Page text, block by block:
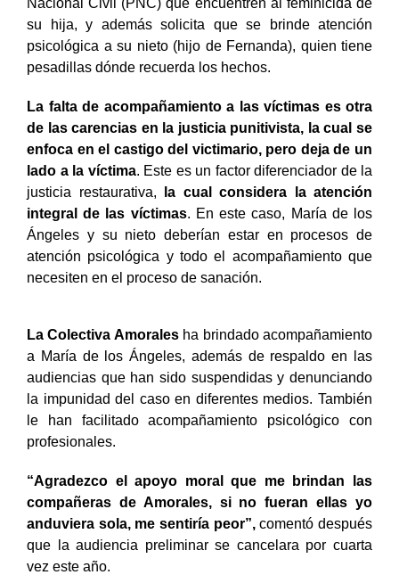
Nacional Civil (PNC) que encuentren al feminicida de
su hija, y además solicita que se brinde atención
psicológica a su nieto (hijo de Fernanda), quien tiene
pesadillas dónde recuerda los hechos.
La falta de acompañamiento a las víctimas es otra
de las carencias en la justicia punitivista, la cual se
enfoca en el castigo del victimario, pero deja de un
lado a la víctima. Este es un factor diferenciador de la
justicia restaurativa, la cual considera la atención
integral de las víctimas. En este caso, María de los
Ángeles y su nieto deberían estar en procesos de
atención psicológica y todo el acompañamiento que
necesiten en el proceso de sanación.
La Colectiva Amoralesha brindado acompañamiento
a María de los Ángeles, además de respaldo en las
audiencias que han sido suspendidas y denunciando
la impunidad del caso en diferentes medios. También
le han facilitado acompañamiento psicológico con
profesionales.
“Agradezco el apoyo moral que me brindan las
compañeras de Amorales, si no fueran ellas yo
anduviera sola, me sentiría peor”,comentó después
que la audiencia preliminar se cancelara por cuarta
vez este año.